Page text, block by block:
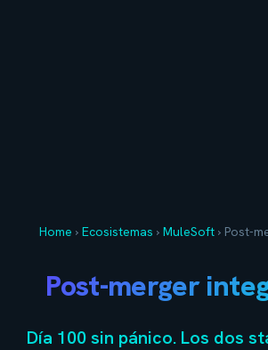
Home › Ecosistemas › MuleSoft › Post-
Post-merger
Día 100 sin pánico. Los dos